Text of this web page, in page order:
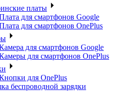
платы
для смартфонов Google
для смартфонов OnePlus
для смартфонов Google
для смартфонов OnePlus
для OnePlus
беспроводной зарядки